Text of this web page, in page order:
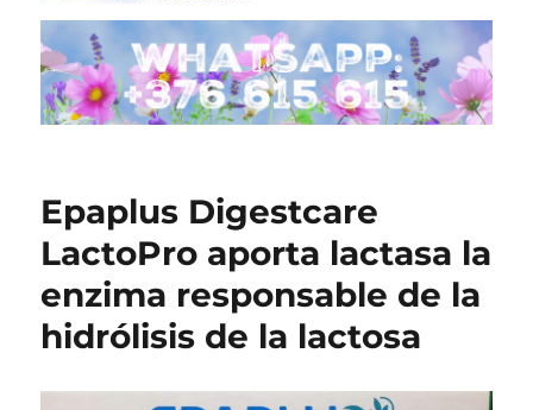
FARMACIA CENTRAL ANDORRA
Epaplus Digestcare
LactoPro aporta lactasa la
enzima responsable de la
hidrólisis de la lactosa